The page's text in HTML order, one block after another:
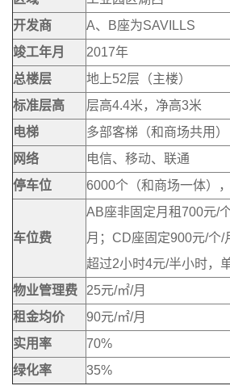
开发商
A、B座为SAVILLS
竣工年月
2017年
总楼层
地上52层（主楼）
标准层高
层高4.4米，净高3米
电梯
多部客梯（和商场共用）
网络
电信、移动、联通
停车位
6000个（和商场一体）
车位费
AB座非固定月租700元/
月；CD座固定900元/个/
超过2小时4元/半小时，
物业管理费
25元/㎡/月
租金均价
90元/㎡/月
实用率
70%
绿化率
35%